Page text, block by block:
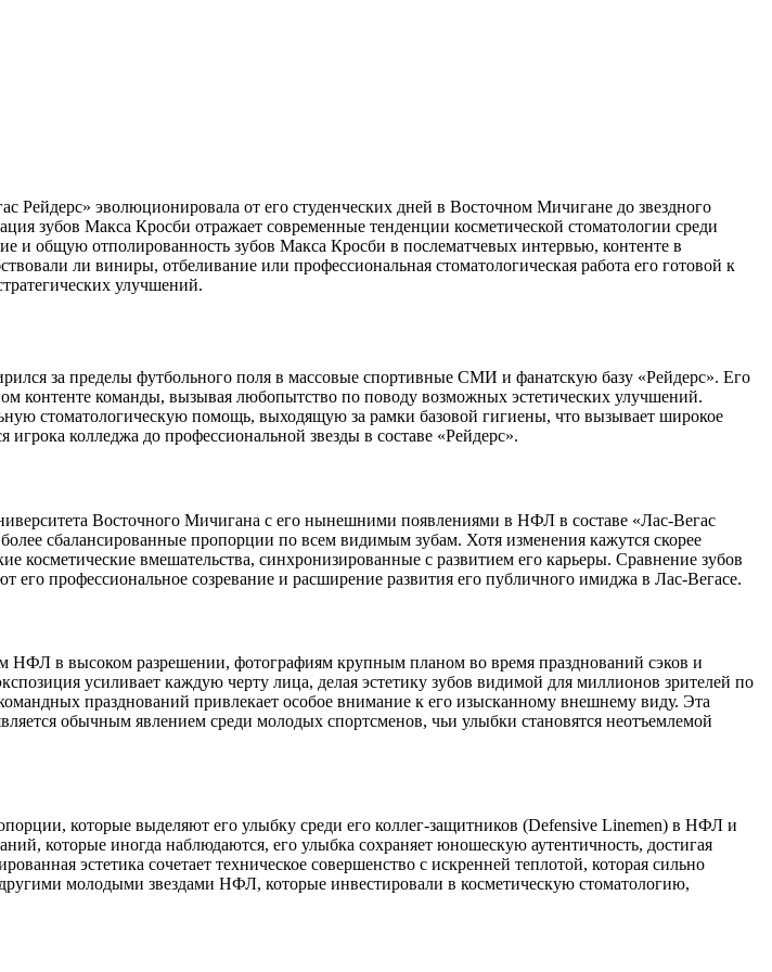
эволюционировала от его студенческих дней в Восточном Мичигане до звездного
зубов Макса Кросби отражает современные тенденции косметической стоматологии среди
общую отполированность зубов Макса Кросби в послематчевых интервью, контенте в
ли виниры, отбеливание или профессиональная стоматологическая работа его готовой к
улучшений.
за пределы футбольного поля в массовые спортивные СМИ и фанатскую базу «Рейдерс». Его
контенте команды, вызывая любопытство по поводу возможных эстетических улучшений.
стоматологическую помощь, выходящую за рамки базовой гигиены, что вызывает широкое
колледжа до профессиональной звезды в составе «Рейдерс».
Восточного Мичигана с его нынешними появлениями в НФЛ в составе «Лас-Вегас
сбалансированные пропорции по всем видимым зубам. Хотя изменения кажутся скорее
вмешательства, синхронизированные с развитием его карьеры. Сравнение зубов
профессиональное созревание и расширение развития его публичного имиджа в Лас-Вегасе.
НФЛ в высоком разрешении, фотографиям крупным планом во время празднований сэков и
усиливает каждую черту лица, делая эстетику зубов видимой для миллионов зрителей по
празднований привлекает особое внимание к его изысканному внешнему виду. Эта
обычным явлением среди молодых спортсменов, чьи улыбки становятся неотъемлемой
которые выделяют его улыбку среди его коллег-защитников (Defensive Linemen) в НФЛ и
которые иногда наблюдаются, его улыбка сохраняет юношескую аутентичность, достигая
эстетика сочетает техническое совершенство с искренней теплотой, которая сильно
молодыми звездами НФЛ, которые инвестировали в косметическую стоматологию,